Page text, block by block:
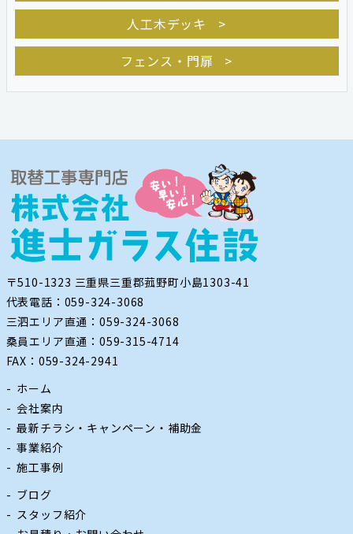
人工木デッキ
フェンス・門扉
〒510-1323 三重県三重郡菰野町小島1303-41
代表電話：059-324-3068
三泗エリア直通：059-324-3068
桑員エリア直通：059-315-4714
FAX：059-324-2941
ホーム
会社案内
最新チラシ・キャンペーン・補助金
事業紹介
施工事例
ブログ
スタッフ紹介